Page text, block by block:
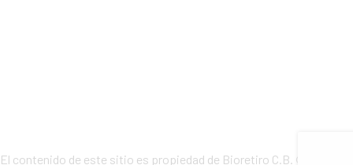
El contenido de este sitio es propiedad de Bioretiro C.B. © 2023